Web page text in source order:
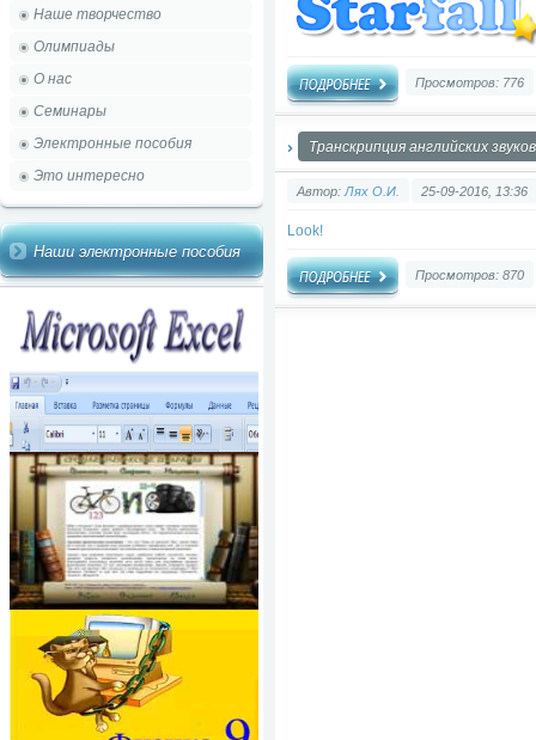
Наше творчество
Олимпиады
О нас
Семинары
Электронные пособия
Это интересно
Наши электронные пособия
Просмотров: 776
Транскрипция английских
Автор: Лях О.И. 25-09-2016, 13:36
Look!
Просмотров: 870